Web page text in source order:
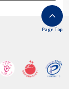
Page Top